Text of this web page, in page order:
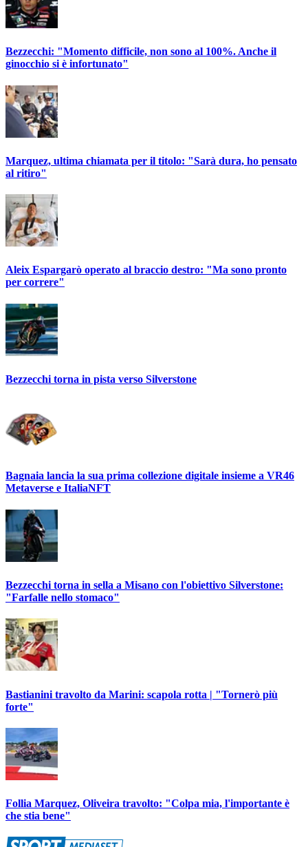
Bezzecchi: "Momento difficile, non sono al 100%. Anche il
ginocchio si è infortunato"
Marquez, ultima chiamata per il titolo: "Sarà dura, ho pensato
al ritiro"
Aleix Espargarò operato al braccio destro: "Ma sono pronto
per correre"
Bezzecchi torna in pista verso Silverstone
Bagnaia lancia la sua prima collezione digitale insieme a VR46
Metaverse e ItaliaNFT
Bezzecchi torna in sella a Misano con l'obiettivo Silverstone:
"Farfalle nello stomaco"
Bastianini travolto da Marini: scapola rotta | "Tornerò più
forte"
Follia Marquez, Oliveira travolto: "Colpa mia, l'importante è
che stia bene"